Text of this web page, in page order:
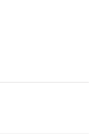
via X -
via
nieuwsbericht
dit